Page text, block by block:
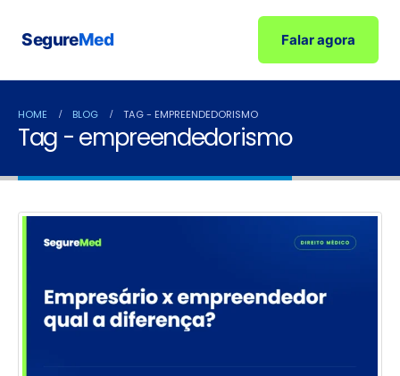
SegureMed Falar agora
HOME BLOG TAG - EMPREENDEDORISMO
Tag - empreendedorismo